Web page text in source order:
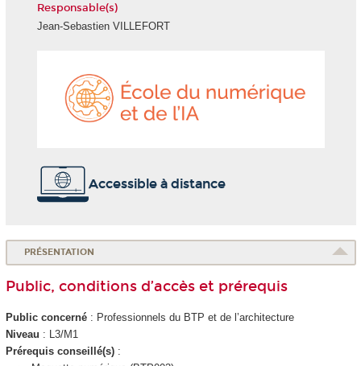
Responsable(s)
Jean-Sebastien VILLEFORT
Accessible à distance
PRÉSENTATION
Public, conditions d’accès et prérequis
Public concerné: Professionnels du BTP et de l’architecture
Niveau : L3/M1
Prérequis conseillé(s):